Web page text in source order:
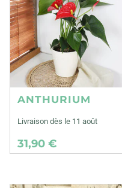
ANTHURIUM
Livraison dès le 11 août
31,90 €